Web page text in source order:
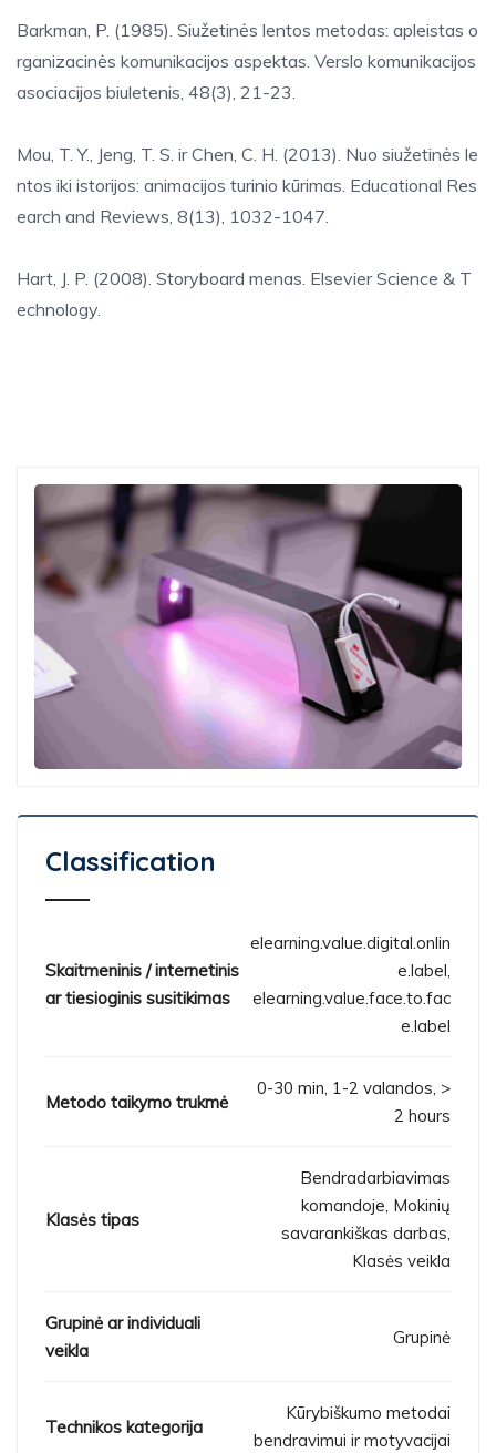
Barkman, P. (1985). Siužetinės lentos metodas: apleistas o
rganizacinės komunikacijos aspektas. Verslo komunikacijos
asociacijos biuletenis, 48(3), 21-23.
Mou, T. Y., Jeng, T. S. ir Chen, C. H. (2013). Nuo siužetinės le
ntos iki istorijos: animacijos turinio kūrimas. Educational Res
earch and Reviews, 8(13), 1032-1047.
Hart, J. P. (2008). Storyboard menas. Elsevier Science & T
echnology.
Classification
Skaitmeninis / internetinis
ar tiesioginis susitikimas
elearning.value.digital.onlin
e.label,
elearning.value.face.to.fac
e.label
Metodo taikymo trukmė
0-30 min, 1-2 valandos, >
2 hours
Klasės tipas
Bendradarbiavimas
komandoje, Mokinių
savarankiškas darbas,
Klasės veikla
Grupinė ar individuali
veikla
Grupinė
Technikos kategorija
Kūrybiškumo metodai
bendravimui ir motyvacijai